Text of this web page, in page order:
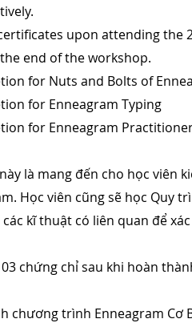
upon attending the
end of the workshop.
for Nuts and Bolts of
for Enneagram Typing
for Enneagram
là mang đến cho học viên
Học viên cũng sẽ học Quy
kĩ thuật có liên quan để
chứng chỉ sau khi hoàn
chương trình Enneagram Cơ